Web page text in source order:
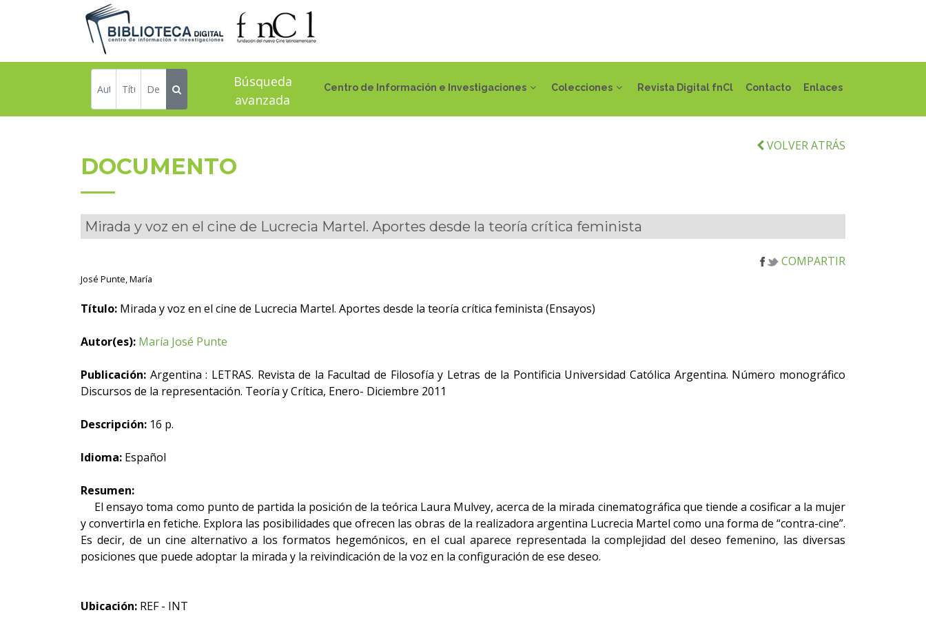
Centro de Información e Investigaciones Colecciones Revista Digital fnCl Contacto Enlaces
Búsqueda
avanzada
VOLVER ATRÁS
DOCUMENTO
Mirada y voz en el cine de Lucrecia Martel. Aportes desde la teoría crítica feminista
COMPARTIR
José Punte, María
Título: Mirada y voz en el cine de Lucrecia Martel. Aportes desde la teoría crítica feminista (Ensayos)
Autor(es): María José Punte
Publicación: Argentina : LETRAS. Revista de la Facultad de Filosofía y Letras de la Pontificia Universidad Católica Argentina. Número monográfico
Discursos de la representación. Teoría y Crítica, Enero- Diciembre 2011
Descripción: 16 p.
Idioma: Español
Resumen:
El ensayo toma como punto de partida la posición de la teórica Laura Mulvey, acerca de la mirada cinematográfica que tiende a cosificar a la mujer
y convertirla en fetiche. Explora las posibilidades que ofrecen las obras de la realizadora argentina Lucrecia Martel como una forma de “contra-cine”.
Es decir, de un cine alternativo a los formatos hegemónicos, en el cual aparece representada la complejidad del deseo femenino, las diversas
posiciones que puede adoptar la mirada y la reivindicación de la voz en la configuración de ese deseo.
Ubicación: REF - INT